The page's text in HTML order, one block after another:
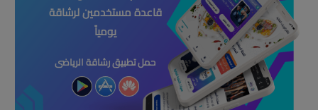
قاعدة مستخدمين لرشاقة
يومياً
حمل تطبيق رشاقة الرياضى